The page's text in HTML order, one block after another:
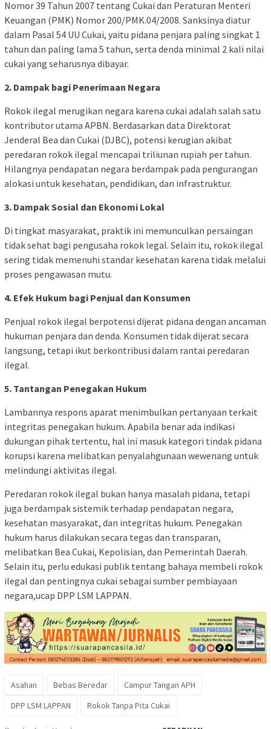
Nomor 39 Tahun 2007 tentang Cukai dan Peraturan Menteri
Keuangan (PMK) Nomor 200/PMK.04/2008. Sanksinya diatur
dalam Pasal 54 UU Cukai, yaitu pidana penjara paling singkat 1
tahun dan paling lama 5 tahun, serta denda minimal 2 kali nilai
cukai yang seharusnya dibayar.
2. Dampak bagi Penerimaan Negara
Rokok ilegal merugikan negara karena cukai adalah salah satu
kontributor utama APBN. Berdasarkan data Direktorat
Jenderal Bea dan Cukai (DJBC), potensi kerugian akibat
peredaran rokok ilegal mencapai triliunan rupiah per tahun.
Hilangnya pendapatan negara berdampak pada pengurangan
alokasi untuk kesehatan, pendidikan, dan infrastruktur.
3. Dampak Sosial dan Ekonomi Lokal
Di tingkat masyarakat, praktik ini memunculkan persaingan
tidak sehat bagi pengusaha rokok legal. Selain itu, rokok ilegal
sering tidak memenuhi standar kesehatan karena tidak melalui
proses pengawasan mutu.
4. Efek Hukum bagi Penjual dan Konsumen
Penjual rokok ilegal berpotensi dijerat pidana dengan ancaman
hukuman penjara dan denda. Konsumen tidak dijerat secara
langsung, tetapi ikut berkontribusi dalam rantai peredaran
ilegal.
5. Tantangan Penegakan Hukum
Lambannya respons aparat menimbulkan pertanyaan terkait
integritas penegakan hukum. Apabila benar ada indikasi
dukungan pihak tertentu, hal ini masuk kategori tindak pidana
korupsi karena melibatkan penyalahgunaan wewenang untuk
melindungi aktivitas ilegal.
Peredaran rokok ilegal bukan hanya masalah pidana, tetapi
juga berdampak sistemik terhadap pendapatan negara,
kesehatan masyarakat, dan integritas hukum. Penegakan
hukum harus dilakukan secara tegas dan transparan,
melibatkan Bea Cukai, Kepolisian, dan Pemerintah Daerah.
Selain itu, perlu edukasi publik tentang bahaya membeli rokok
ilegal dan pentingnya cukai sebagai sumber pembiayaan
negara,ucap DPP LSM LAPPAN.
Asahan Bebas Beredar
Campur Tangan APH
DPP LSM LAPPAN
Rokok Tanpa Pita Cukai